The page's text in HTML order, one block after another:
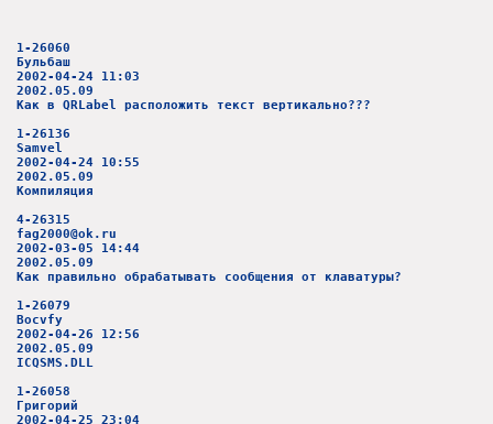
1-26060
Бульбаш
2002-04-24 11:03
2002.05.09
Как в QRLabel расположить текст вертикально???
1-26136
Samvel
2002-04-24 10:55
2002.05.09
Компиляция
4-26315
fag2000@ok.ru
2002-03-05 14:44
2002.05.09
Как правильно обрабатывать сообщения от клаватуры?
1-26079
Bocvfy
2002-04-26 12:56
2002.05.09
ICQSMS.DLL
1-26058
Григорий
2002-04-25 23:04